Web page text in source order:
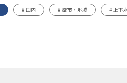
# 国内 # 都市・地域 # 上下